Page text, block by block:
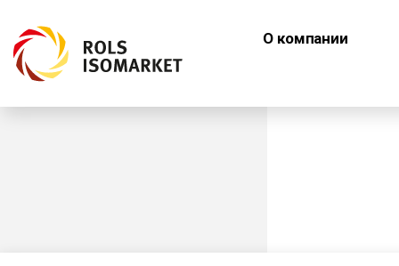
О компании